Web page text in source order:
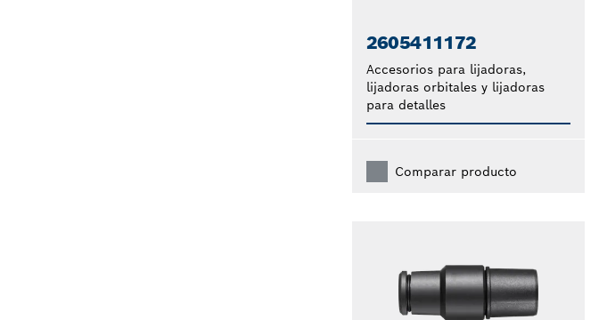
2605411172
Accesorios para lijadoras,
lijadoras orbitales y lijadoras
para detalles
Comparar producto